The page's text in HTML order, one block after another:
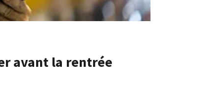
avant la rentrée